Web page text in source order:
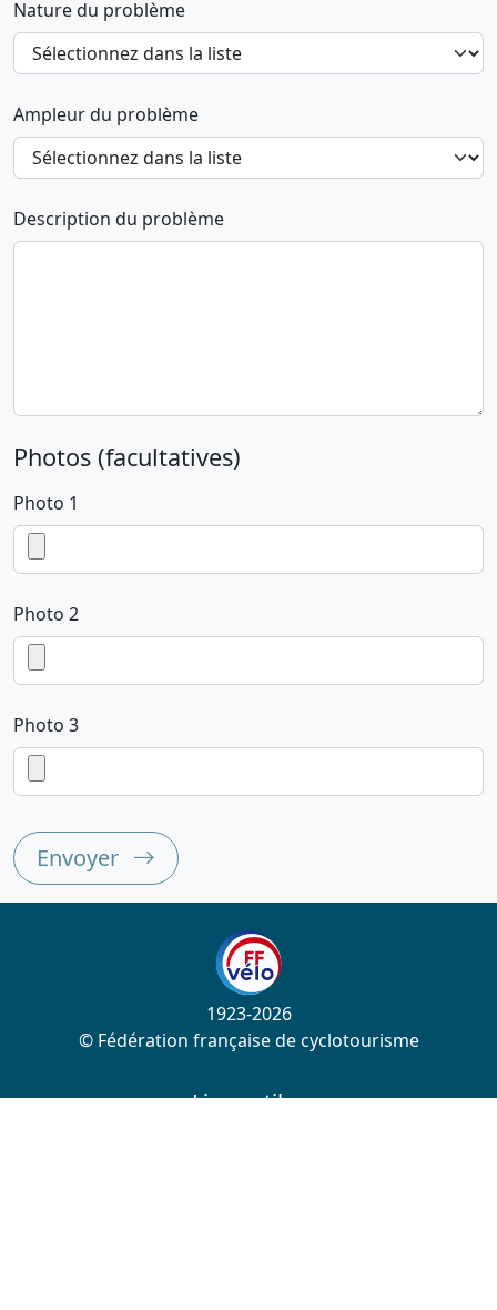
Nature du problème
Ampleur du problème
Description du problème
Photos (facultatives)
Photo 1
Photo 2
Photo 3
Envoyer
1923-2026
© Fédération française de cyclotourisme
Liens utiles